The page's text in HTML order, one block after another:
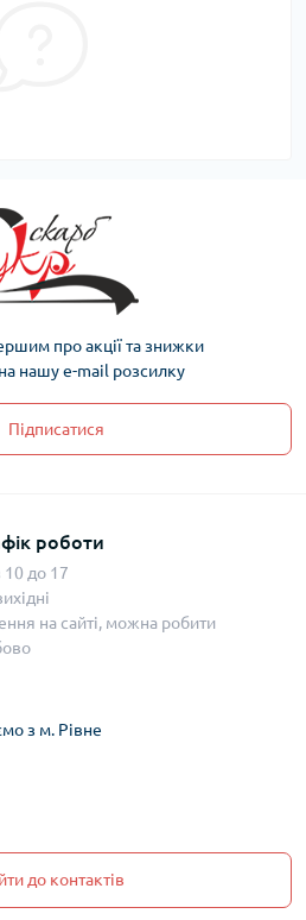
про акції та знижки
нашу e-mail розсилку
Підписатися
роботи
10 до 17
на сайті, можна робити
з м. Рівне
до контактів